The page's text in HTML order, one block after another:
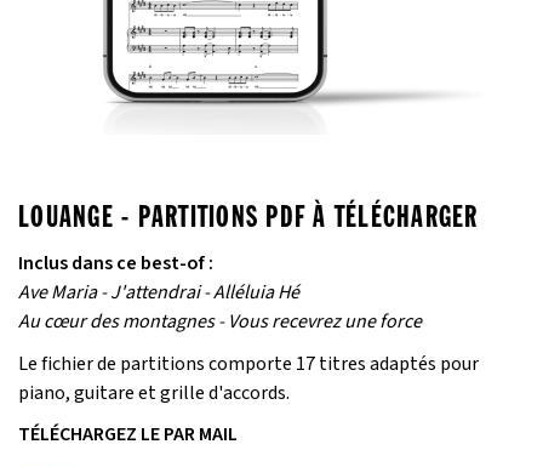
LOUANGE - PARTITIONS PDF À TÉLÉCHARGER
Inclus dans ce best-of :
Ave Maria - J'attendrai - Alléluia Hé
Au cœur des montagnes - Vous recevrez une force
Le fichier de partitions comporte 17 titres adaptés pour
piano, guitare et grille d'accords.
TÉLÉCHARGEZ LE PAR MAIL